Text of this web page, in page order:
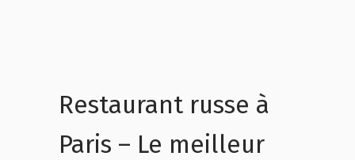
Restaurant russe à
Paris – Le meilleur